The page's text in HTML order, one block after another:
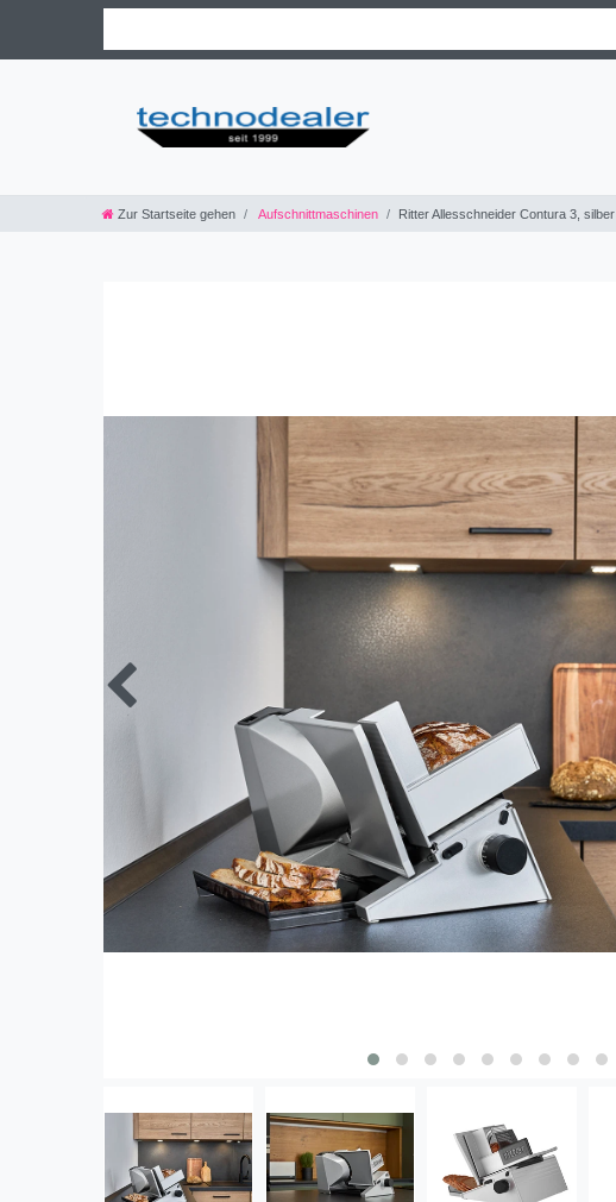
Zur Startseite gehen Aufschnittmaschinen Ritter Allesschneider Contura 3, silber